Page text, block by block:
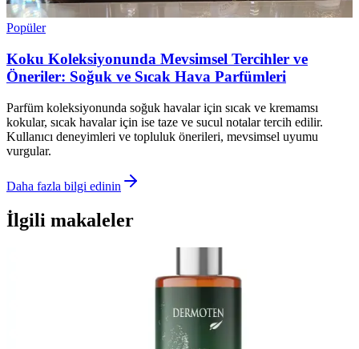
Popüler
Koku Koleksiyonunda Mevsimsel Tercihler ve
Öneriler: Soğuk ve Sıcak Hava Parfümleri
Parfüm koleksiyonunda soğuk havalar için sıcak ve kremamsı
kokular, sıcak havalar için ise taze ve sucul notalar tercih edilir.
Kullanıcı deneyimleri ve topluluk önerileri, mevsimsel uyumu
vurgular.
Daha fazla bilgi edinin
İlgili makaleler